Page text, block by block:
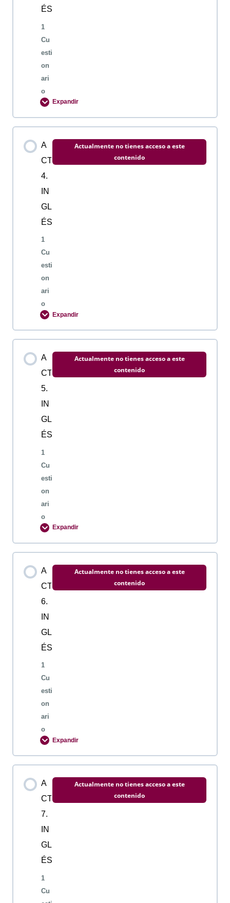
ÉS
1
Cu
esti
on
ari
o
Expandir
Contenido de la Lección
ACTIVIDAD 3. INGLES
A
CT
4.
IN
GL
ÉS
1
Cu
esti
on
ari
o
Actualmente no tienes acceso a este
contenido
Expandir
Contenido de la Lección
ACTIVIDAD 4. INGLES
A
CT
5.
IN
GL
ÉS
1
Cu
esti
on
ari
o
Actualmente no tienes acceso a este
contenido
Expandir
Contenido de la Lección
ACTIVIDAD 5. INGLES
A
CT
6.
IN
GL
ÉS
1
Cu
esti
on
ari
o
Actualmente no tienes acceso a este
contenido
Expandir
Contenido de la Lección
ACTIVIDAD 6. INGLES
A
CT
7.
IN
GL
ÉS
1
Cu
Actualmente no tienes acceso a este
contenido